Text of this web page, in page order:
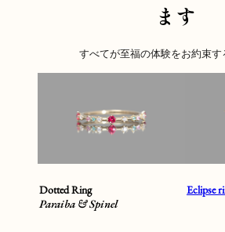
ます
すべてが至福の体験をお約束す
Dotted Ring
Paraiba & Spinel
Eclipse